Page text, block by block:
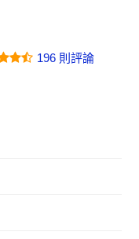
196 則評論